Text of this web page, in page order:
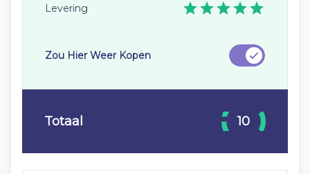
Levering
Zou Hier Weer Kopen
Totaal 10